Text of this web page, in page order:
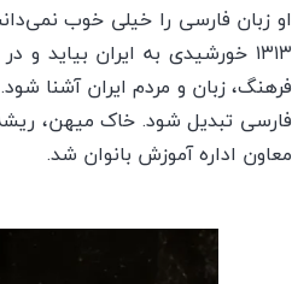
او زبان فارسی را خیلی خوب
۱۳۱۳ خورشیدی به ایران
فرهنگ، زبان و مردم ایران آشنا
معاون اداره آموزش بانوان شد.